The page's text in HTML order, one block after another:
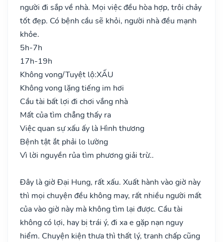
người đi sắp về nhà. Mọi việc đều hòa hợp, trôi chảy
tốt đẹp. Có bệnh cầu sẽ khỏi, người nhà đều mạnh
khỏe.
5h-7h
17h-19h
Không vong/Tuyệt lộ:XẤU
Không vong lặng tiếng im hơi
Cầu tài bất lợi đi chơi vắng nhà
Mất của tìm chẳng thấy ra
Việc quan sự xấu ấy là Hình thương
Bệnh tật ắt phải lo lường
Vì lời nguyền rủa tìm phương giải trừ..
Đây là giờ Đại Hung, rất xấu. Xuất hành vào giờ này
thì mọi chuyện đều không may, rất nhiều người mất
của vào giờ này mà không tìm lại được. Cầu tài
không có lợi, hay bị trái ý, đi xa e gặp nạn nguy
hiểm. Chuyện kiện thưa thì thất lý, tranh chấp cũng